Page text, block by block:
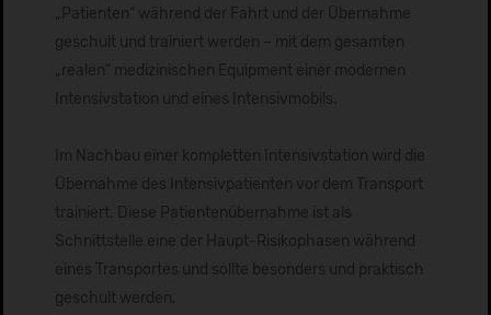
„Patienten“ während der Fahrt und der Übernahme
geschult und trainiert werden – mit dem gesamten
„realen“ medizinischen Equipment einer modernen
Intensivstation und eines Intensivmobils.
Im Nachbau einer kompletten Intensivstation wird die
Übernahme des Intensivpatienten vor dem Transport
trainiert. Diese Patientenübernahme ist als
Schnittstelle eine der Haupt-Risikophasen während
eines Transportes und sollte besonders und praktisch
geschult werden.